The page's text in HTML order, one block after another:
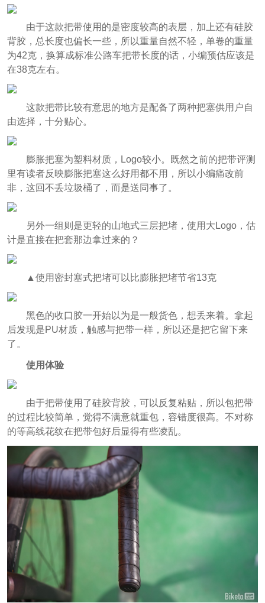
由于这款把带使用的是密度较高的表层，加上还有硅胶
背胶，总长度也偏长一些，所以重量自然不轻，单卷的重量
为42克，换算成标准公路车把带长度的话，小编预估应该是
在38克左右。
这款把带比较有意思的地方是配备了两种把塞供用户自
由选择，十分贴心。
膨胀把塞为塑料材质，Logo较小。既然之前的把带评测
里有读者反映膨胀把塞这么好用都不用，所以小编痛改前
非，这回不丢垃圾桶了，而是送同事了。
另外一组则是更轻的山地式三层把堵，使用大Logo，估
计是直接在把套那边拿过来的？
▲使用密封塞式把堵可以比膨胀把堵节省13克
黑色的收口胶一开始以为是一般货色，想丢来着。拿起
后发现是PU材质，触感与把带一样，所以还是把它留下来
了。
使用体验
由于把带使用了硅胶背胶，可以反复粘贴，所以包把带
的过程比较简单，觉得不满意就重包，容错度很高。不对称
的等高线花纹在把带包好后显得有些凌乱。